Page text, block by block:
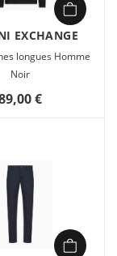
EXCHANGE
longues Homme
Noir
€